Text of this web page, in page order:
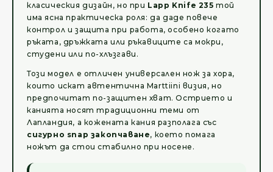
класическия дизайн, но при Lapp Knife 235 той
има ясна практическа роля: да даде повече
контрол и защита при работа, особено когато
ръката, дръжката или ръкавиците са мокри,
студени или по-хлъзгави.
Този модел е отличен универсален нож за хора,
които искат автентична Marttiini визия, но
предпочитат по-защитен хват. Острието и
канията носят традиционни теми от
Лапландия, а кожената кания разполага със
сигурно snap закопчаване, което помага
ножът да стои стабилно при носене.